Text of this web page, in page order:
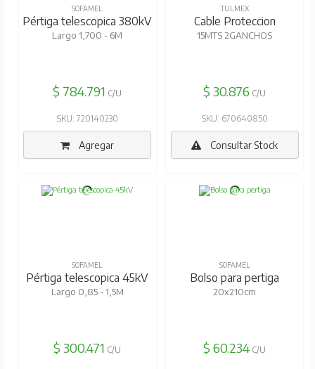
SOFAMEL
Pértiga telescopica 380kV
Largo 1,700 - 6M
$ 784.791 C/U
SKU: 720140230
Agregar
TULMEX
Cable Proteccion
15MTS 2GANCHOS
$ 30.876 C/U
SKU: 670640850
Consultar Stock
SOFAMEL
Pértiga telescopica 45kV
Largo 0,85 - 1,5M
$ 300.471 C/U
SOFAMEL
Bolso para pertiga
20x210cm
$ 60.234 C/U